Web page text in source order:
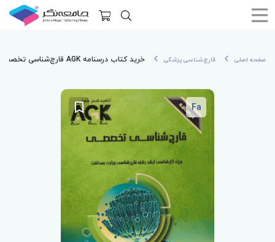
صفحه اصلی قارچ‌شناسی پزشکی خرید کتاب درسنامه AGK قارچ‌شناسی تخصصی
Fa